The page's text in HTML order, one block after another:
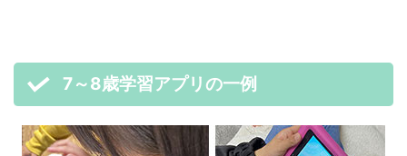
7～8歳学習アプリの一例